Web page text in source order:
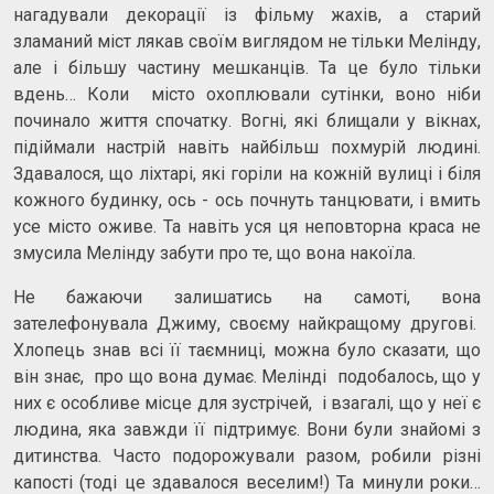
нагадували декорації із фільму жахів, а старий
зламаний міст лякав своїм виглядом не тільки Мелінду,
але і більшу частину мешканців. Та це було тільки
вдень… Коли місто охоплювали сутінки, воно ніби
починало життя спочатку. Вогні, які блищали у вікнах,
підіймали настрій навіть найбільш похмурій людині.
Здавалося, що ліхтарі, які горіли на кожній вулиці і біля
кожного будинку, ось - ось почнуть танцювати, і вмить
усе місто оживе. Та навіть уся ця неповторна краса не
змусила Мелінду забути про те, що вона накоїла.
Не бажаючи залишатись на самоті, вона
зателефонувала Джиму, своєму найкращому другові.
Хлопець знав всі її таємниці, можна було сказати, що
він знає, про що вона думає. Мелінді подобалось, що у
них є особливе місце для зустрічей, і взагалі, що у неї є
людина, яка завжди її підтримує. Вони були знайомі з
дитинства. Часто подорожували разом, робили різні
капості (тоді це здавалося веселим!) Та минули роки…